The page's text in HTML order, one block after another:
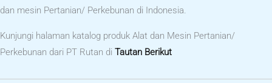
dan mesin Pertanian/ Perkebunan di Indonesia.
Kunjungi halaman katalog produk Alat dan Mesin Pertanian/
Perkebunan dari PT Rutan di Tautan Berikut